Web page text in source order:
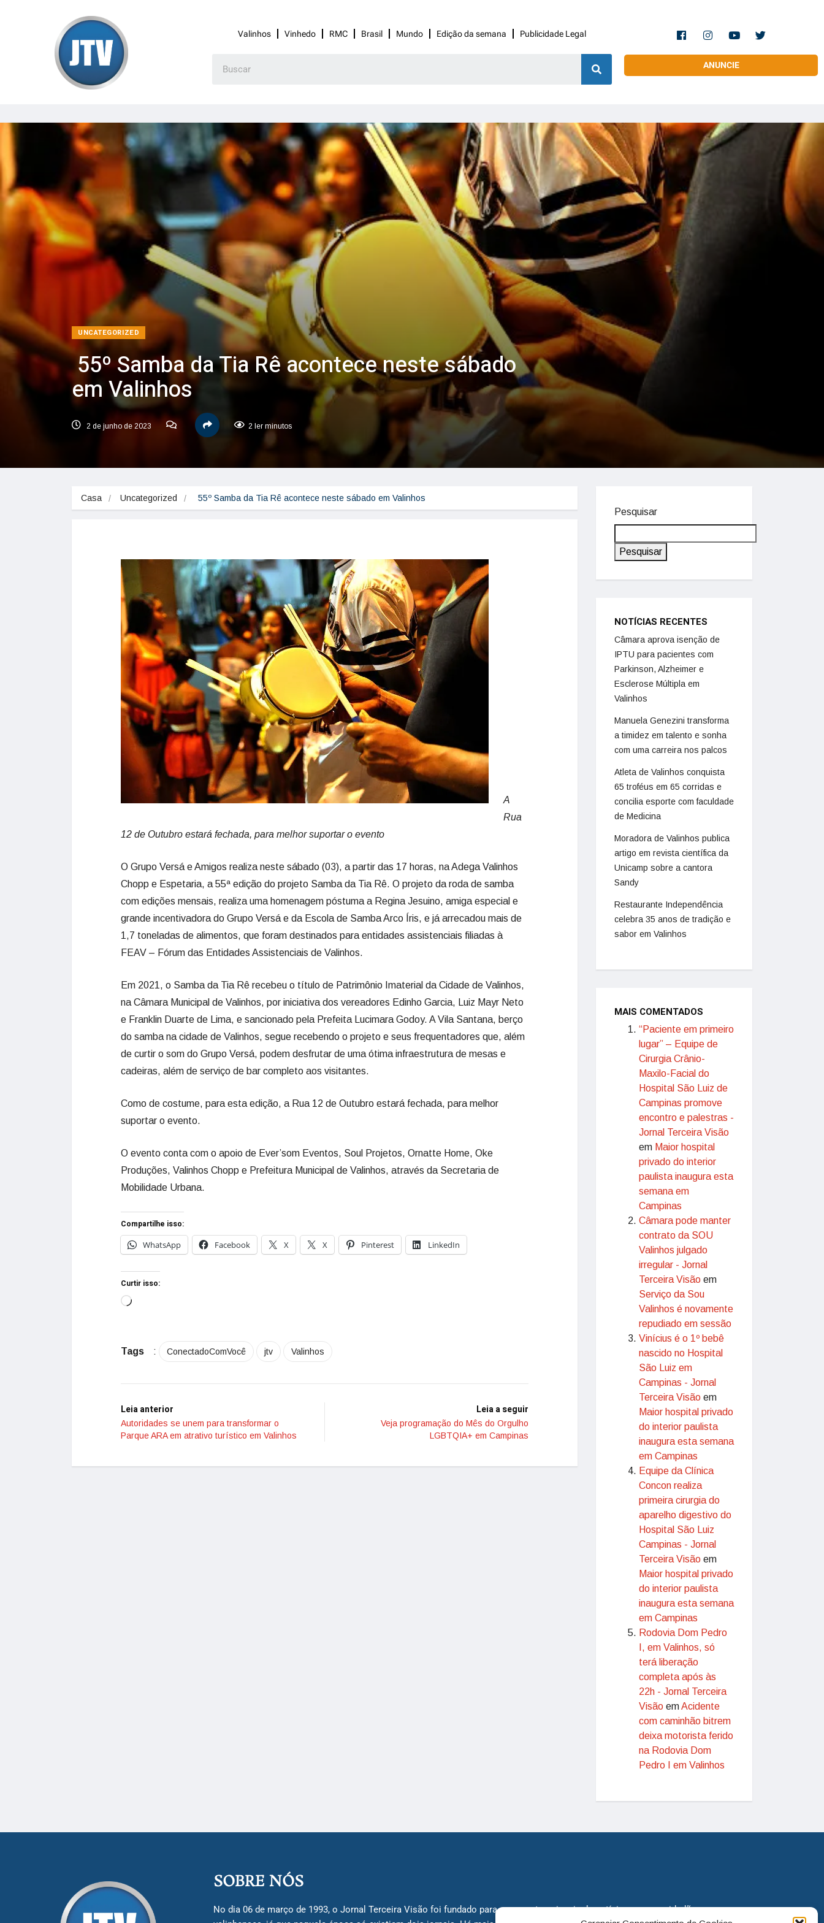
Valinhos Vinhedo RMC Brasil Mundo Edição da semana Publicidade Legal
ANUNCIE
UNCATEGORIZED
55º Samba da Tia Rê acontece neste sábado
em Valinhos
2 de junho de 2023 2 ler minutos
Casa Uncategorized 55º Samba da Tia Rê acontece neste sábado em Valinhos
A
Rua
12 de Outubro estará fechada, para melhor suportar o evento
O Grupo Versá e Amigos realiza neste sábado (03), a partir das 17 horas, na Adega Valinhos
Chopp e Espetaria, a 55ª edição do projeto Samba da Tia Rê. O projeto da roda de samba
com edições mensais, realiza uma homenagem póstuma a Regina Jesuino, amiga especial e
grande incentivadora do Grupo Versá e da Escola de Samba Arco Íris, e já arrecadou mais de
1,7 toneladas de alimentos, que foram destinados para entidades assistenciais filiadas à
FEAV – Fórum das Entidades Assistenciais de Valinhos.
Em 2021, o Samba da Tia Rê recebeu o título de Patrimônio Imaterial da Cidade de Valinhos,
na Câmara Municipal de Valinhos, por iniciativa dos vereadores Edinho Garcia, Luiz Mayr Neto
e Franklin Duarte de Lima, e sancionado pela Prefeita Lucimara Godoy. A Vila Santana, berço
do samba na cidade de Valinhos, segue recebendo o projeto e seus frequentadores que, além
de curtir o som do Grupo Versá, podem desfrutar de uma ótima infraestrutura de mesas e
cadeiras, além de serviço de bar completo aos visitantes.
Como de costume, para esta edição, a Rua 12 de Outubro estará fechada, para melhor
suportar o evento.
O evento conta com o apoio de Ever’som Eventos, Soul Projetos, Ornatte Home, Oke
Produções, Valinhos Chopp e Prefeitura Municipal de Valinhos, através da Secretaria de
Mobilidade Urbana.
Compartilhe isso:
WhatsApp
Facebook X X Pinterest LinkedIn
Curtir isso:
Tags : ConectadoComVocê jtv Valinhos
Leia anterior
Autoridades se unem para transformar o
Parque ARA em atrativo turístico em Valinhos
Leia a seguir
Veja programação do Mês do Orgulho
LGBTQIA+ em Campinas
Pesquisar
Pesquisar
NOTÍCIAS RECENTES
Câmara aprova isenção de
IPTU para pacientes com
Parkinson, Alzheimer e
Esclerose Múltipla em
Valinhos
Manuela Genezini transforma
a timidez em talento e sonha
com uma carreira nos palcos
Atleta de Valinhos conquista
65 troféus em 65 corridas e
concilia esporte com faculdade
de Medicina
Moradora de Valinhos publica
artigo em revista científica da
Unicamp sobre a cantora
Sandy
Restaurante Independência
celebra 35 anos de tradição e
sabor em Valinhos
MAIS COMENTADOS
“Paciente em primeiro
lugar” – Equipe de
Cirurgia Crânio-
Maxilo-Facial do
Hospital São Luiz de
Campinas promove
encontro e palestras -
Jornal Terceira Visão
em Maior hospital
privado do interior
paulista inaugura esta
semana em
Campinas
Câmara pode manter
contrato da SOU
Valinhos julgado
irregular - Jornal
Terceira Visão em
Serviço da Sou
Valinhos é novamente
repudiado em sessão
Vinícius é o 1º bebê
nascido no Hospital
São Luiz em
Campinas - Jornal
Terceira Visão em
Maior hospital privado
do interior paulista
inaugura esta semana
em Campinas
Equipe da Clínica
Concon realiza
primeira cirurgia do
aparelho digestivo do
Hospital São Luiz
Campinas - Jornal
Terceira Visão em
Maior hospital privado
do interior paulista
inaugura esta semana
em Campinas
Rodovia Dom Pedro
I, em Valinhos, só
terá liberação
completa após às
22h - Jornal Terceira
Visão emAcidente
com caminhão bitrem
deixa motorista ferido
na Rodovia Dom
Pedro I em Valinhos
SOBRE NÓS
No dia 06 de março de 1993, o Jornal Terceira Visão foi fundado para ser uma terceira via de notícias para os cidadãos